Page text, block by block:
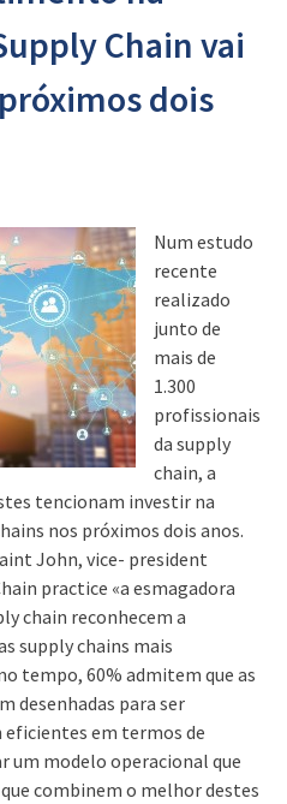
Chain vai
dois
Num estudo
recente
realizado
junto de
mais de
1.300
profissionais
da supply
chain, a
tencionam investir na
nos próximos dois anos.
John, vice- president
practice «a esmagadora
chain reconhecem a
supply chains mais
tempo, 60% admitem que as
desenhadas para ser
em termos de
um modelo operacional que
combinem o melhor destes